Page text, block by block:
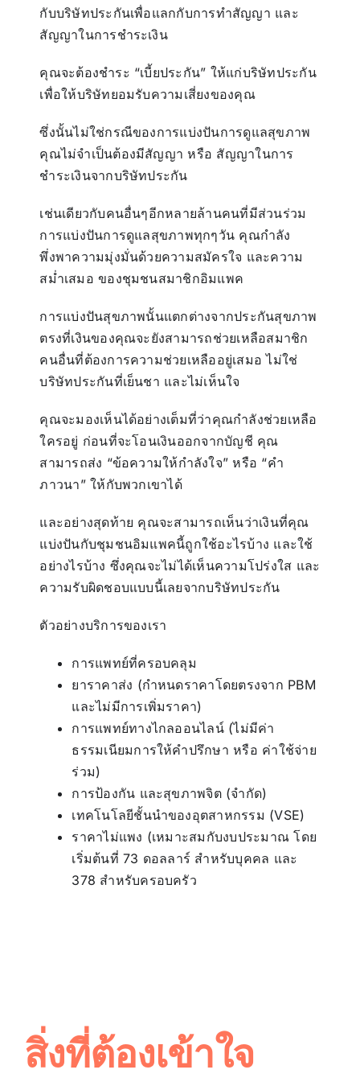
กับบริษัทประกันเพื่อแลกกับการทำสัญญา และ
สัญญาในการชำระเงิน
คุณจะต้องชำระ “เบี้ยประกัน” ให้แก่บริษัทประกัน
เพื่อให้บริษัทยอมรับความเสี่ยงของคุณ
ซึ่งนั้นไม่ใช่กรณีของการแบ่งปันการดูแลสุขภาพ
คุณไม่จำเป็นต้องมีสัญญา หรือ สัญญาในการ
ชำระเงินจากบริษัทประกัน
เช่นเดียวกับคนอื่นๆอีกหลายล้านคนที่มีส่วนร่วม
การแบ่งปันการดูแลสุขภาพทุกๆวัน คุณกำลัง
พึ่งพาความมุ่งมั่นด้วยความสมัครใจ และความ
สม่ำเสมอ ของชุมชนสมาชิกอิมแพค
การแบ่งปันสุขภาพนั้นแตกต่างจากประกันสุขภาพ
ตรงที่เงินของคุณจะยังสามารถช่วยเหลือสมาชิก
คนอื่นที่ต้องการความช่วยเหลืออยู่เสมอ ไม่ใช่
บริษัทประกันที่เย็นชา และไม่เห็นใจ
คุณจะมองเห็นได้อย่างเต็มที่ว่าคุณกำลังช่วยเหลือ
ใครอยู่ ก่อนที่จะโอนเงินออกจากบัญชี คุณ
สามารถส่ง “ข้อความให้กำลังใจ” หรือ “คำ
ภาวนา” ให้กับพวกเขาได้
และอย่างสุดท้าย คุณจะสามารถเห็นว่าเงินที่คุณ
แบ่งปันกับชุมชนอิมแพคนี้ถูกใช้อะไรบ้าง และใช้
อย่างไรบ้าง ซึ่งคุณจะไม่ได้เห็นความโปร่งใส และ
ความรับผิดชอบแบบนี้เลยจากบริษัทประกัน
ตัวอย่างบริการของเรา
การแพทย์ที่ครอบคลุม
ยาราคาส่ง (กำหนดราคาโดยตรงจาก PBM
และไม่มีการเพิ่มราคา)
การแพทย์ทางไกลออนไลน์ (ไม่มีค่า
ธรรมเนียมการให้คำปรึกษา หรือ ค่าใช้จ่าย
ร่วม)
การป้องกัน และสุขภาพจิต (จำกัด)
เทคโนโลยีชั้นนำของอุตสาหกรรม (VSE)
ราคาไม่แพง (เหมาะสมกับงบประมาณ โดย
เริ่มต้นที่ 73 ดอลลาร์ สำหรับบุคคล และ
378 สำหรับครอบครัว
สิ่งที่ต้องเข้าใจ